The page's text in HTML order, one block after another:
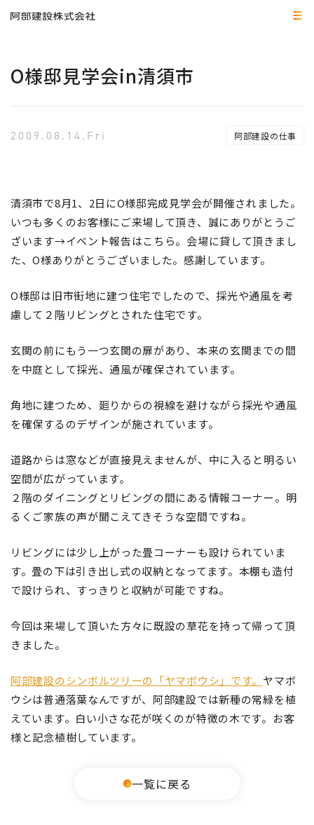
O様邸見学会in清須市
2009.08.14.Fri 阿部建設の仕事
清須市で8月1、2日にO様邸完成見学会が開催されました。
いつも多くのお客様にご来場して頂き、誠にありがとうご
ざいます→イベント報告はこちら。会場に貸して頂きまし
た、O様ありがとうございました。感謝しています。
O様邸は旧市街地に建つ住宅でしたので、採光や通風を考
慮して２階リビングとされた住宅です。
玄関の前にもう一つ玄関の扉があり、本来の玄関までの間
を中庭として採光、通風が確保されています。
角地に建つため、廻りからの視線を避けながら採光や通風
を確保するのデザインが施されています。
道路からは窓などが直接見えませんが、中に入ると明るい
空間が広がっています。
２階のダイニングとリビングの間にある情報コーナー。明
るくご家族の声が聞こえてきそうな空間ですね。
リビングには少し上がった畳コーナーも設けられていま
す。畳の下は引き出し式の収納となってます。本棚も造付
で設けられ、すっきりと収納が可能ですね。
今回は来場して頂いた方々に既設の草花を持って帰って頂
きました。
阿部建設のシンボルツリーの「ヤマボウシ」です。 ヤマボ
ウシは普通落葉なんですが、阿部建設では新種の常緑を植
えています。白い小さな花が咲くのが特徴の木です。お客
様と記念植樹しています。
一覧に戻る